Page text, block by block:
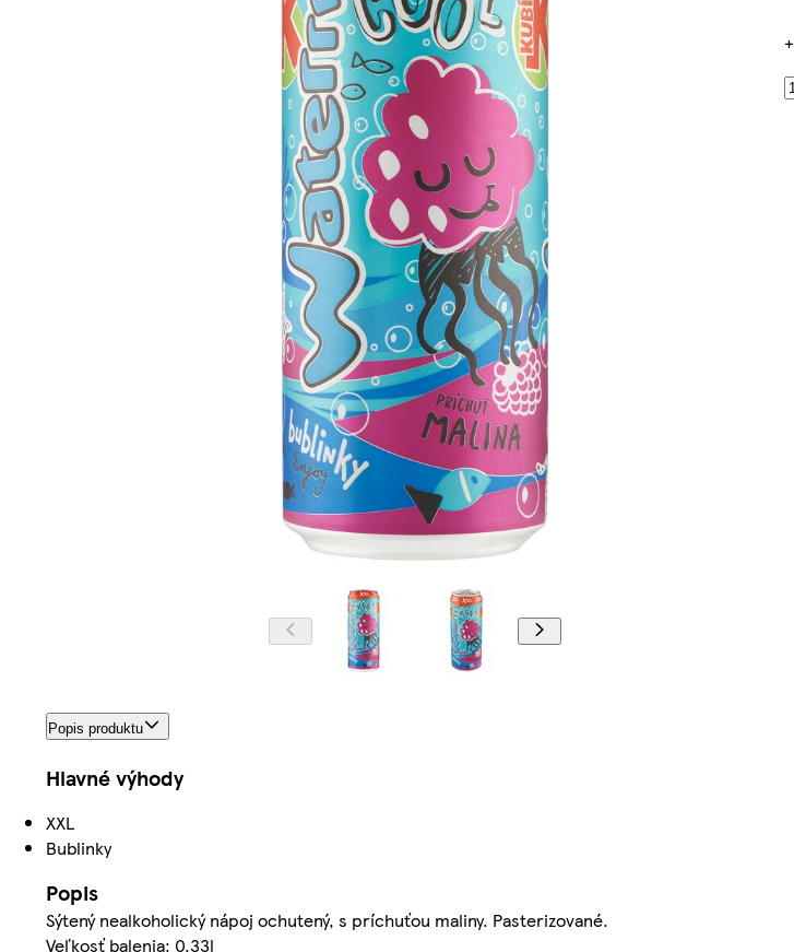
Popis produktu
Hlavné výhody
XXL
Bublinky
Popis
Sýtený nealkoholický nápoj ochutený, s príchuťou maliny. Pasterizované.
Veľkosť balenia: 0.33l